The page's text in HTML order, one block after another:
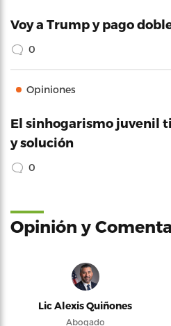
Voy a Trump y pago
0
Opiniones
El sinhogarismo juvenil
y solución
0
Opinión y
Lic Alexis Quiñones
Abogado